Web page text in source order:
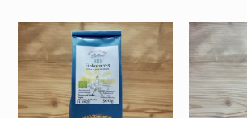
war:
€3,80
ist:
€3,20.